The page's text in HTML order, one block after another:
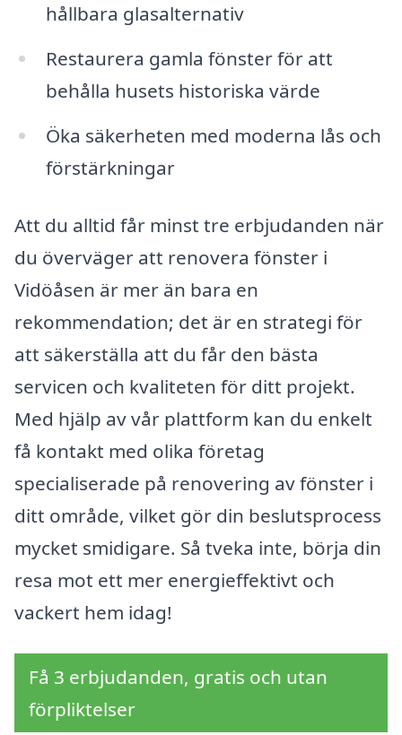
hållbara glasalternativ
Restaurera gamla fönster för att
behålla husets historiska värde
Öka säkerheten med moderna lås och
förstärkningar
Att du alltid får minst tre erbjudanden när
du överväger att renovera fönster i
Vidöåsen är mer än bara en
rekommendation; det är en strategi för
att säkerställa att du får den bästa
servicen och kvaliteten för ditt projekt.
Med hjälp av vår plattform kan du enkelt
få kontakt med olika företag
specialiserade på renovering av fönster i
ditt område, vilket gör din beslutsprocess
mycket smidigare. Så tveka inte, börja din
resa mot ett mer energieffektivt och
vackert hem idag!
Få 3 erbjudanden, gratis och utan
förpliktelser